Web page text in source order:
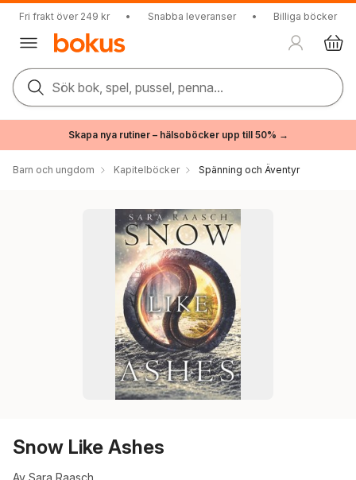
Fri frakt över 249 kr • Snabba leveranser • Billiga böcker
Sök bok, spel, pussel, penna...
Skapa nya rutiner – hälsoböcker upp till 50% →
Barn och ungdom Kapitelböcker Spänning och Äventyr
Snow Like Ashes
Av Sara Raasch